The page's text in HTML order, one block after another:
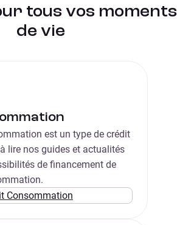
tous vos moments
de vie
est un type de crédit
lire nos guides et actualités
de financement de
Consommation